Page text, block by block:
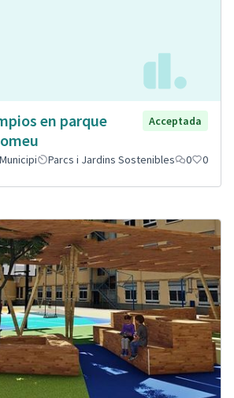
en parque
Acceptada
Municipi Parcs i Jardins Sostenibles 0 0